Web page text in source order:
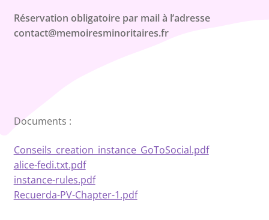
Réservation obligatoire par mail à l’adresse
contact@memoiresminoritaires.fr
Documents :
Conseils_creation_instance_GoToSocial.pdf
alice-fedi.txt.pdf
instance-rules.pdf
Recuerda-PV-Chapter-1.pdf